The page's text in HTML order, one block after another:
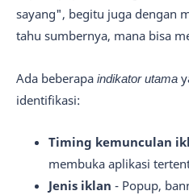
sayang", begitu juga dengan
tahu sumbernya, mana bisa
Ada beberapa indikator utama
identifikasi:
Timing kemunculan
membuka aplikasi
Jenis iklan - Popup,